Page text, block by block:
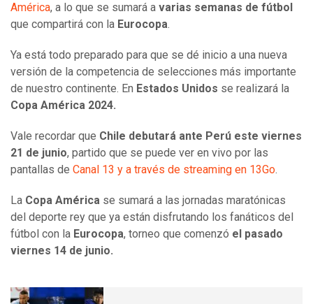
América, a lo que se sumará a varias semanas de fútbol
que compartirá con la Eurocopa.
Ya está todo preparado para que se dé inicio a una nueva
versión de la competencia de selecciones más importante
de nuestro continente. En Estados Unidos se realizará la
Copa América 2024.
Vale recordar que Chile debutará ante Perú este viernes
21 de junio, partido que se puede ver en vivo por las
pantallas de Canal 13 y a través de streaming en 13Go.
La Copa América se sumará a las jornadas maratónicas
del deporte rey que ya están disfrutando los fanáticos del
fútbol con la Eurocopa, torneo que comenzó el pasado
viernes 14 de junio.